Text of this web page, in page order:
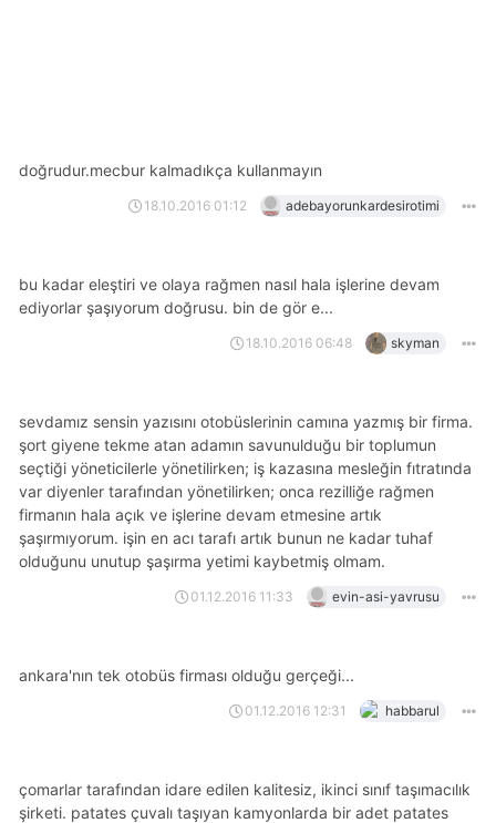
doğrudur.mecbur kalmadıkça kullanmayın
18.10.2016 01:12 adebayorunkardesirotimi
bu kadar eleştiri ve olaya rağmen nasıl hala işlerine devam
ediyorlar şaşıyorum doğrusu. bin de gör e...
18.10.2016 06:48 skyman
sevdamız sensin yazısını otobüslerinin camına yazmış bir firma.
şort giyene tekme atan adamın savunulduğu bir toplumun
seçtiği yöneticilerle yönetilirken; iş kazasına mesleğin fıtratında
var diyenler tarafından yönetilirken; onca rezilliğe rağmen
firmanın hala açık ve işlerine devam etmesine artık
şaşırmıyorum. i̇şin en acı tarafı artık bunun ne kadar tuhaf
olduğunu unutup şaşırma yetimi kaybetmiş olmam.
01.12.2016 11:33 evin-asi-yavrusu
ankara'nın tek otobüs firması olduğu gerçeği...
01.12.2016 12:31 habbarul
çomarlar tarafından idare edilen kalitesiz, ikinci sınıf taşımacılık
şirketi. patates çuvalı taşıyan kamyonlarda bir adet patates